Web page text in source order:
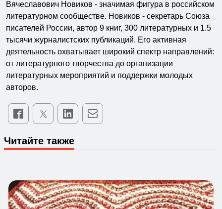
Вячеславович Новиков - значимая фигура в российском
литературном сообществе. Новиков - секретарь Союза
писателей России, автор 9 книг, 300 литературных и 1.5
тысячи журналистских публикаций. Его активная
деятельность охватывает широкий спектр направлений:
от литературного творчества до организации
литературных мероприятий и поддержки молодых
авторов.
Читайте также